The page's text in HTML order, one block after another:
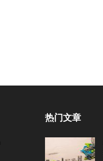
热门文章